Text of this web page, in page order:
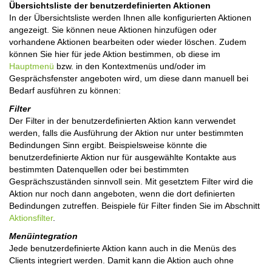
Übersichtsliste der benutzerdefinierten Aktionen
In der Übersichtsliste werden Ihnen alle konfigurierten Aktionen
angezeigt. Sie können neue Aktionen hinzufügen oder
vorhandene Aktionen bearbeiten oder wieder löschen. Zudem
können Sie hier für jede Aktion bestimmen, ob diese im
Hauptmenü bzw. in den Kontextmenüs und/oder im
Gesprächsfenster angeboten wird, um diese dann manuell bei
Bedarf ausführen zu können:
Filter
Der Filter in der benutzerdefinierten Aktion kann verwendet
werden, falls die Ausführung der Aktion nur unter bestimmten
Bedindungen Sinn ergibt. Beispielsweise könnte die
benutzerdefinierte Aktion nur für ausgewählte Kontakte aus
bestimmten Datenquellen oder bei bestimmten
Gesprächszuständen sinnvoll sein. Mit gesetztem Filter wird die
Aktion nur noch dann angeboten, wenn die dort definierten
Bedindungen zutreffen. Beispiele für Filter finden Sie im Abschnitt
Aktionsfilter.
Menüintegration
Jede benutzerdefinierte Aktion kann auch in die Menüs des
Clients integriert werden. Damit kann die Aktion auch ohne